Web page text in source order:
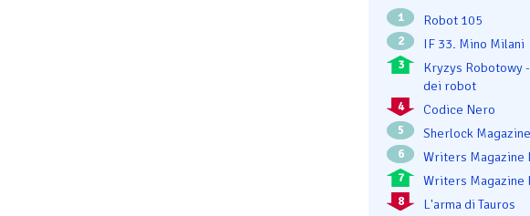
1 Robot 105
2 IF 33. Mino Milani
3
Kryzys Robotowy
dei robot
4 Codice Nero
5 Sherlock
6 Writers Magazine
7 Writers Magazine
8 L'arma di Tauros